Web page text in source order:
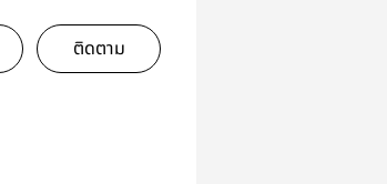
ติดตาม